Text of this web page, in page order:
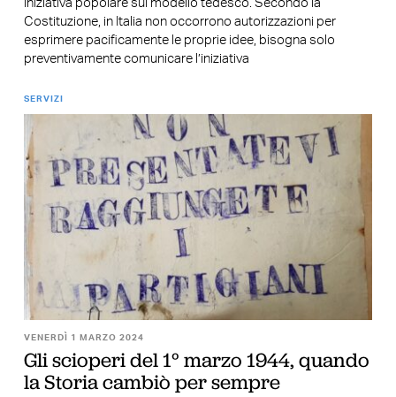
iniziativa popolare sul modello tedesco. Secondo la
Costituzione, in Italia non occorrono autorizzazioni per
esprimere pacificamente le proprie idee, bisogna solo
preventivamente comunicare l’iniziativa
SERVIZI
VENERDÌ 1 MARZO 2024
Gli scioperi del 1° marzo 1944, quando
la Storia cambiò per sempre